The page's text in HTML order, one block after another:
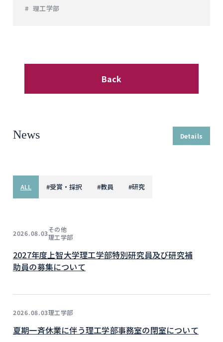
理工学部
Back
News Details
ALL #受賞・採択 #教員 #研究
2026.08.03その他
理工学部
2027年度上智大学理工学部特別研究員及び研究補
助員の募集について
2026.08.03理工学部
夏期一斉休業に伴う理工学部事務室の閉室について